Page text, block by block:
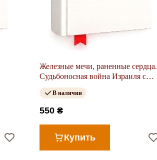
Железные мечи, раненные сердца.
Судьбоносная война Израиля с
ХАМАСом
В наличии
550 ₴
Купить